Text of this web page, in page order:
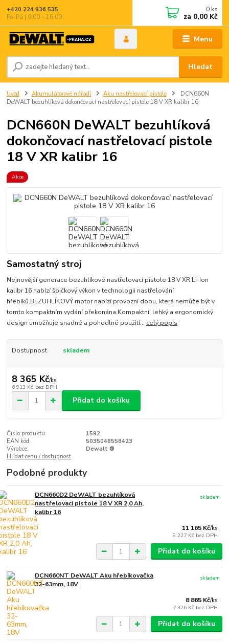
Menu
Hledat
+420 224 936 535
Po–Pá | 9:00 – 16:00
0 ks
za 0,00 Kč
Úvod Akumulátorové nářadí Aku nastřelovací pistole
DCN660N
DeWALT bezuhlíková dokončovací nastřelovací pistole 18 V XR kalibr 16
DCN660N DeWALT bezuhlíková
dokončovací nastřelovací pistole
18 V XR kalibr 16
Akce
Samostatný stroj
Nejnovější generace bezuhlíkové nastřelovací pistole 18 V XR Li-Ion
kalibr 16 nabízí špičkový výkon v technologii nastřelování
hřebíků.BEZUHLÍKOVÝ motor nabízí provozní dobu, která nemůže být v
tomto kompaktním vydání překonána.Kompaktní, lehký a ergonomický
design umožňuje snadné a pohodlné použití... celý popis
Dostupnost skladem
8 365 Kč/ks
6 913 Kč bez DPH
Přidat do košíku
Číslo produktu:
1592
EAN kód:
5035048558423
Výrobce:
Dewalt ®
Hlídat cenu / dostupnost
Podobné produkty
DCN660D2 DeWALT bezuhlíková
nastřelovací pistole 18 V XR 2,0 Ah,
kalibr 16
11 165 Kč/ks
9 227 Kč bez DPH
skladem
Přidat do košíku
DCN660NT DeWALT Aku hřebíkovačka
32-63mm, 18V
8 865 Kč/ks
7 326 Kč bez DPH
skladem
Přidat do košíku